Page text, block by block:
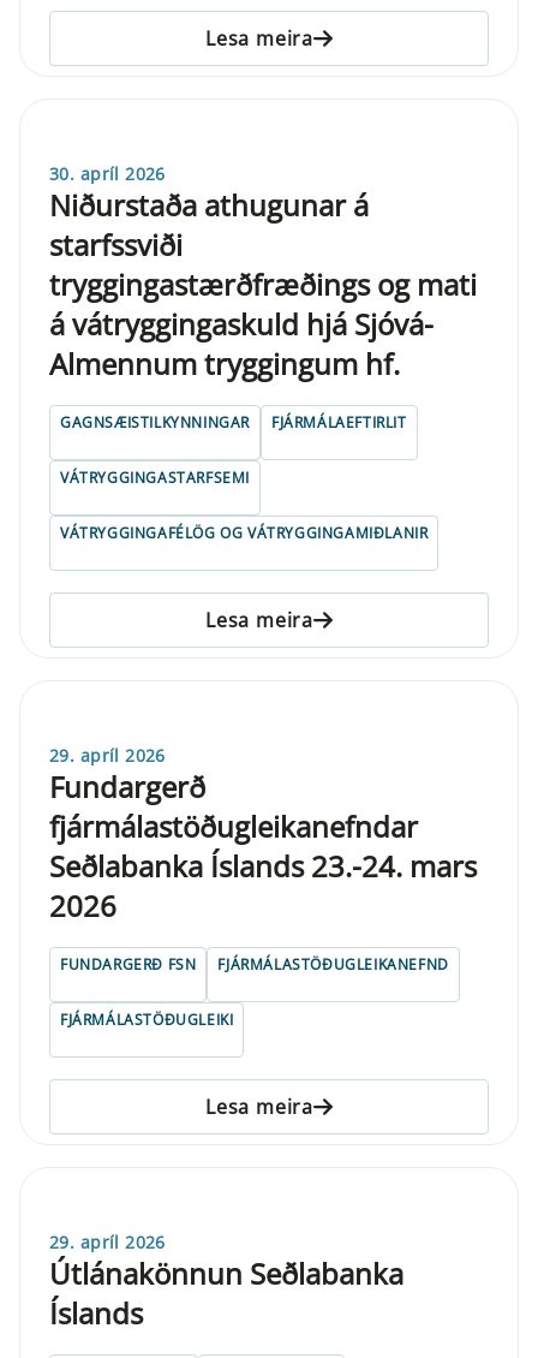
Lesa meira
30. apríl 2026
Niðurstaða athugunar á
starfssviði
tryggingastærðfræðings og mati
á vátryggingaskuld hjá Sjóvá-
Almennum tryggingum hf.
GAGNSÆISTILKYNNINGAR FJÁRMÁLAEFTIRLIT
VÁTRYGGINGASTARFSEMI
VÁTRYGGINGAFÉLÖG OG VÁTRYGGINGAMIÐLANIR
Lesa meira
29. apríl 2026
Fundargerð
fjármálastöðugleikanefndar
Seðlabanka Íslands 23.-24. mars
2026
FUNDARGERÐ FSN FJÁRMÁLASTÖÐUGLEIKANEFND
FJÁRMÁLASTÖÐUGLEIKI
Lesa meira
29. apríl 2026
Útlánakönnun Seðlabanka
Íslands